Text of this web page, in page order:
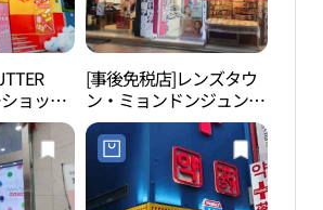
ョッ
ン（明
동점)
[事後免税店]レンズタウ
ン・ミョンドンジュンア
ン（明洞中央）店(렌즈
타운 명동중앙점)